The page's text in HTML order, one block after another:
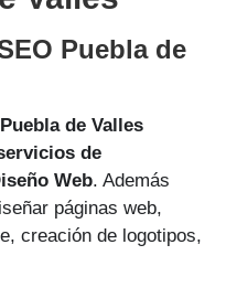
Puebla de
de Valles
de
Web. Además
páginas web,
creación de logotipos,